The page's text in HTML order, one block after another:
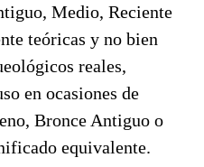
Medio, Reciente
teóricas y no bien
reales,
en ocasiones de
Bronce Antiguo o
equivalente.